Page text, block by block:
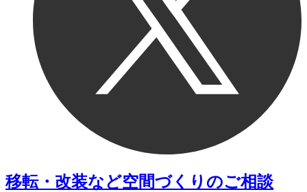
移転・改装など空間づくりのご相談